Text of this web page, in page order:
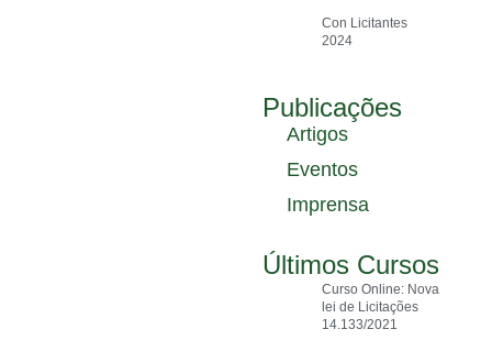
Con Licitantes
2024
Publicações
Artigos
Eventos
Imprensa
Últimos Cursos
Curso Online: Nova
lei de Licitações
14.133/2021